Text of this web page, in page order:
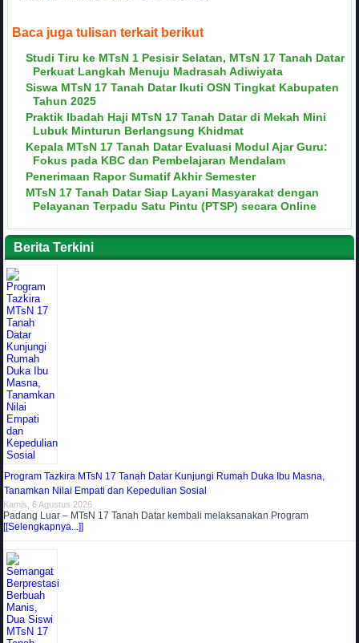
Baca juga tulisan terkait berikut
Studi Tiru ke MTsN 1 Pesisir Selatan, MTsN 17 Tanah Datar
Perkuat Langkah Menuju Madrasah Adiwiyata
Siswa MTsN 17 Tanah Datar Ikuti OSN Tingkat Kabupaten
Tahun 2025
Praktik Ibadah Haji MTsN 17 Tanah Datar di Mekah Mini
Lubuk Minturun Berlangsung Khidmat
Kepala MTsN 17 Tanah Datar Evaluasi Modul Ajar Guru:
Fokus pada KBC dan Pembelajaran Mendalam
Penerimaan Rapor Sumatif Akhir Semester
MTsN 17 Tanah Datar Siap Layani Masyarakat dengan
Pelayanan Terpadu Satu Pintu (PTSP) secara Online
Berita Terkini
Program Tazkira MTsN 17 Tanah Datar Kunjungi Rumah Duka Ibu Masna,
Tanamkan Nilai Empati dan Kepedulian Sosial
Kamis, 6 Agustus 2026
Padang Luar – MTsN 17 Tanah Datar kembali melaksanakan Program
[[Selengkapnya...]]